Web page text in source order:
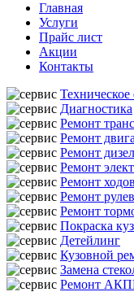
Главная
Услуги
Прайс лист
Акции
Контакты
Диагностика
Ремонт
Ремонт
Ремонт
Ремонт
Ремонт
Ремонт
Ремонт
Покраска
Детейлинг
Кузовной
Замена
Ремонт